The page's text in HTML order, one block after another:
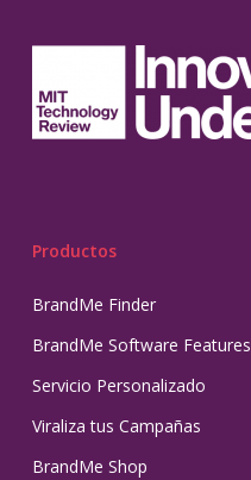
Productos
BrandMe Finder
BrandMe Software Features
Servicio Personalizado
Viraliza tus Campañas
BrandMe Shop